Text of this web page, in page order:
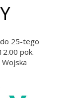
25-tego
pok.